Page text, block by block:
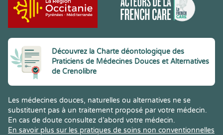
Découvrez la Charte déontologique des
Praticiens de Médecines Douces et Alternatives
de Crenolibre
Les médecines douces, naturelles ou alternatives ne se
substituent pas à un traitement proposé par votre médecin.
En cas de doute consultez d’abord votre médecin.
En savoir plus sur les pratiques de soins non conventionnelles